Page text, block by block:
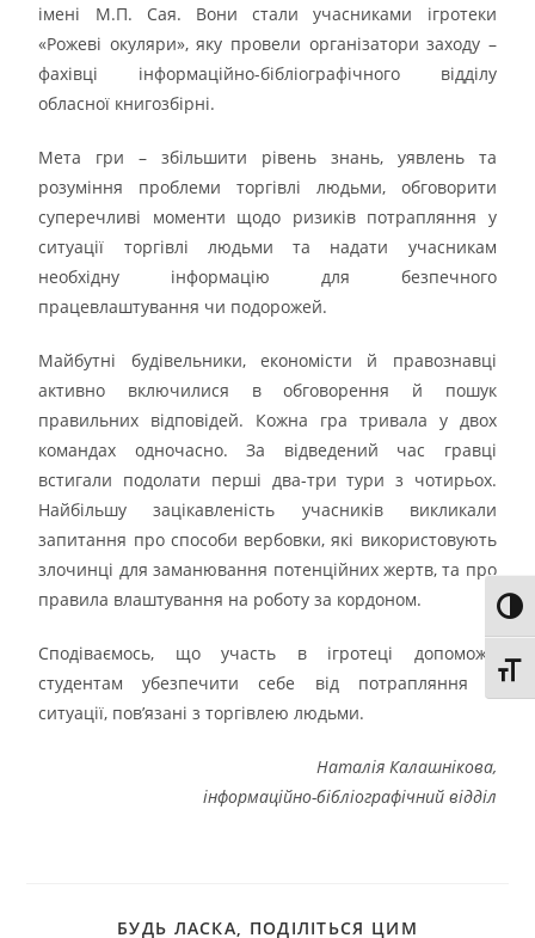
імені М.П. Сая. Вони стали учасниками ігротеки
«Рожеві окуляри», яку провели організатори заходу –
фахівці інформаційно-бібліографічного відділу
обласної книгозбірні.
Мета гри – збільшити рівень знань, уявлень та
розуміння проблеми торгівлі людьми, обговорити
суперечливі моменти щодо ризиків потрапляння у
ситуації торгівлі людьми та надати учасникам
необхідну інформацію для безпечного
працевлаштування чи подорожей.
Майбутні будівельники, економісти й правознавці
активно включилися в обговорення й пошук
правильних відповідей. Кожна гра тривала у двох
командах одночасно. За відведений час гравці
встигали подолати перші два-три тури з чотирьох.
Найбільшу зацікавленість учасників викликали
запитання про способи вербовки, які використовують
злочинці для заманювання потенційних жертв, та про
правила влаштування на роботу за кордоном.
Сподіваємось, що участь в ігротеці допоможе
студентам убезпечити себе від потрапляння в
ситуації, пов’язані з торгівлею людьми.
Наталія Калашнікова,
інформаційно-бібліографічний відділ
БУДЬ ЛАСКА, ПОДІЛІТЬСЯ ЦИМ